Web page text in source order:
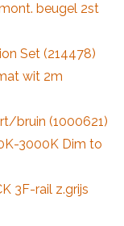
beugel 2st
Set (214478)
wit 2m
bruin (1000621)
3000K Dim to
3F-rail z.grijs